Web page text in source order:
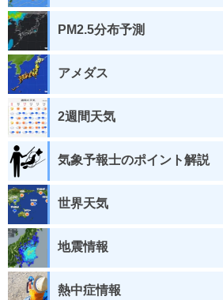
PM2.5分布予測
アメダス
2週間天気
気象予報士のポイント解説
世界天気
地震情報
熱中症情報